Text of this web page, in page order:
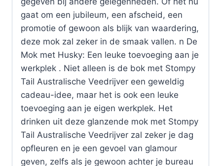
gaat om een jubileum, een afscheid, een
promotie of gewoon als blijk van waardering,
deze mok zal zeker in de smaak vallen. n De
Mok met Husky: Een leuke toevoeging aan je
werkplek . Niet alleen is de bok met Stompy
Tail Australische Veedrijver een geweldig
cadeau-idee, maar het is ook een leuke
toevoeging aan je eigen werkplek. Het
drinken uit deze glanzende mok met Stompy
Tail Australische Veedrijver zal zeker je dag
opfleuren en je een gevoel van glamour
geven, zelfs als je gewoon achter je bureau